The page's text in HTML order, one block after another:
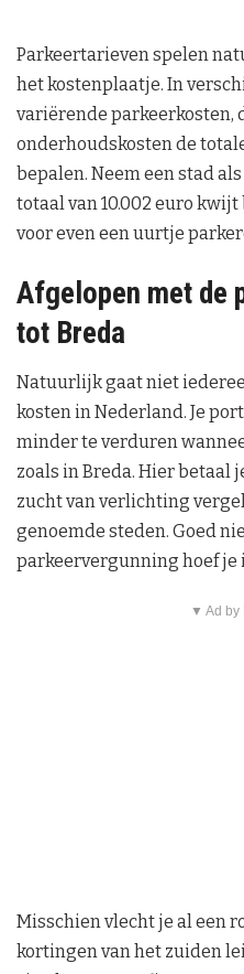
Parkeertarieven spelen
het kostenplaatje. In
variërende parkeerkosten,
onderhoudskosten de
bepalen. Neem een stad
totaal van 10.002 euro
voor even een uurtje
Afgelopen met de
tot Breda
Natuurlijk gaat niet
kosten in Nederland. Je
minder te verduren
zoals in Breda. Hier betaal
zucht van verlichting
genoemde steden. Goed
parkeervergunning hoef je
▼ Ad by
Misschien vlecht je al een
kortingen van het zuiden